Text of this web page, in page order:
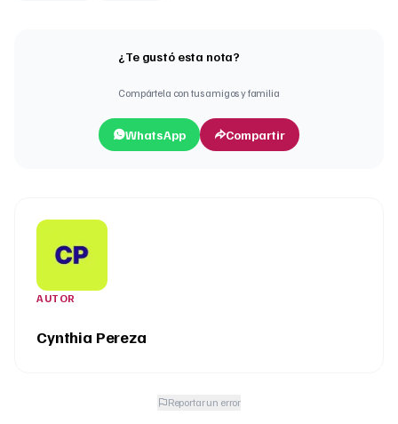
¿Te gustó esta nota?
Compártela con tus amigos y familia
WhatsApp Compartir
AUTOR
Cynthia Pereza
Reportar un error